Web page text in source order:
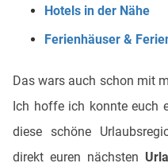
Hotels in der Nähe
Ferienhäuser &
Das wars auch schon mit
Ich hoffe ich konnte euch
diese schöne
direkt euren nächsten